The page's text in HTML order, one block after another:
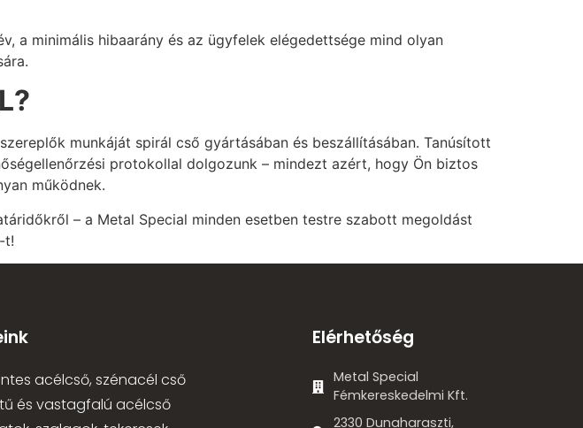
a minimális hibaarány és az ügyfelek elégedettsége mind olyan
munkáját spirál cső gyártásában és beszállításában. Tanúsított
protokollal dolgozunk – mindezt azért, hogy Ön biztos
működnek.
– a Metal Special minden esetben testre szabott megoldást
t!
acélcső, szénacél cső
és vastagfalú acélcső
Elérhetőség
Metal Special
Fémkereskedelmi Kft.
2330 Dunaharaszti,